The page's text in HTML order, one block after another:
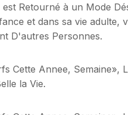
Retourné à un Mode
et dans sa vie adulte,
D'autres Personnes.
Cette Annee, Semaine»,
la Vie.